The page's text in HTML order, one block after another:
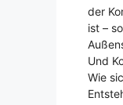
der
ist –
Und
Wie